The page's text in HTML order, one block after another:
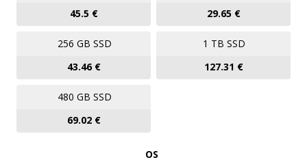
45.5 €
29.65 €
256 GB SSD
43.46 €
1 TB SSD
127.31 €
480 GB SSD
69.02 €
OS